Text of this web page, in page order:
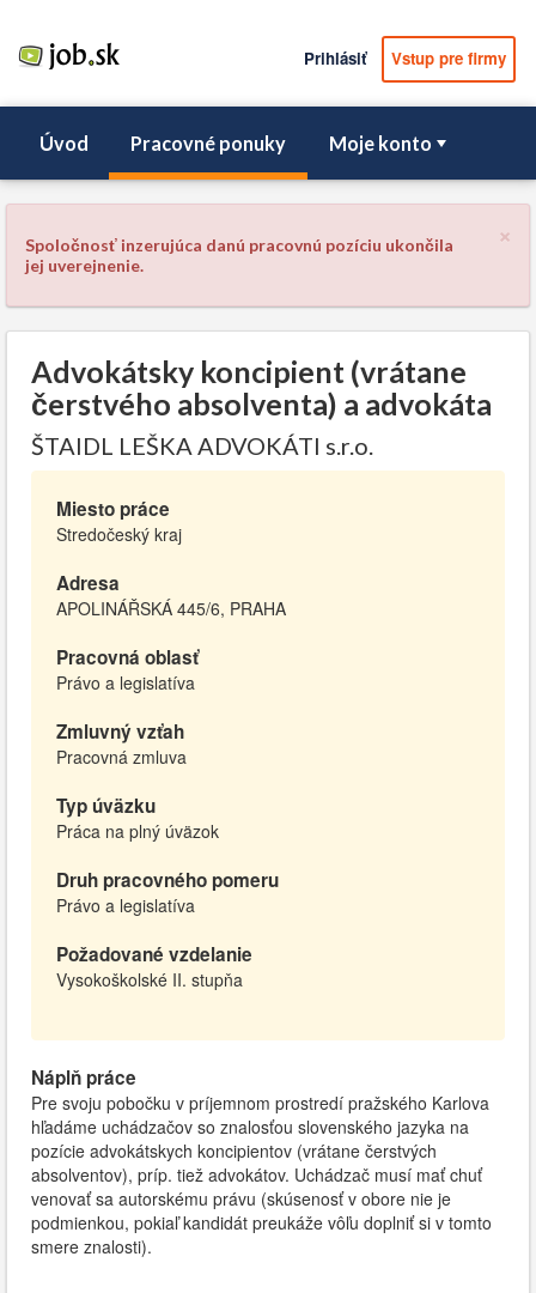
Prihlásiť Vstup pre firmy
Úvod Pracovné ponuky Moje konto
×
Spoločnosť inzerujúca danú pracovnú pozíciu ukončila
jej uverejnenie.
Advokátsky koncipient (vrátane
čerstvého absolventa) a advokáta
ŠTAIDL LEŠKA ADVOKÁTI s.r.o.
Miesto práce
Stredočeský kraj
Adresa
APOLINÁŘSKÁ 445/6, PRAHA
Pracovná oblasť
Právo a legislatíva
Zmluvný vzťah
Pracovná zmluva
Typ úväzku
Práca na plný úväzok
Druh pracovného pomeru
Právo a legislatíva
Požadované vzdelanie
Vysokoškolské II. stupňa
Náplň práce
Pre svoju pobočku v príjemnom prostredí pražského Karlova
hľadáme uchádzačov so znalosťou slovenského jazyka na
pozície advokátskych koncipientov (vrátane čerstvých
absolventov), príp. tiež advokátov. Uchádzač musí mať chuť
venovať sa autorskému právu (skúsenosť v obore nie je
podmienkou, pokiaľ kandidát preukáže vôľu doplniť si v tomto
smere znalosti).